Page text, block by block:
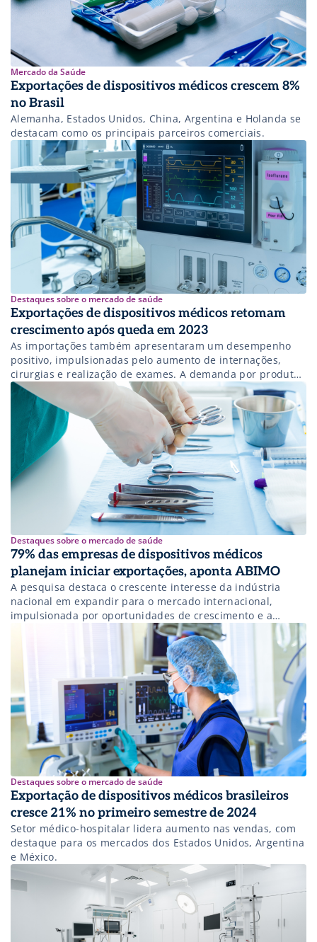
Mercado da Saúde
Exportações de dispositivos médicos crescem 8%
no Brasil
Alemanha, Estados Unidos, China, Argentina e Holanda se
destacam como os principais parceiros comerciais.
Destaques sobre o mercado de saúde
Exportações de dispositivos médicos retomam
crescimento após queda em 2023
As importações também apresentaram um desempenho
positivo, impulsionadas pelo aumento de internações,
cirurgias e realização de exames. A demanda por produtos
médico-hospitalares cresceu 7,9% no primeiro semestre
Destaques sobre o mercado de saúde
79% das empresas de dispositivos médicos
planejam iniciar exportações, aponta ABIMO
A pesquisa destaca o crescente interesse da indústria
nacional em expandir para o mercado internacional,
impulsionada por oportunidades de crescimento e a
Destaques sobre o mercado de saúde
Exportação de dispositivos médicos brasileiros
cresce 21% no primeiro semestre de 2024
Setor médico-hospitalar lidera aumento nas vendas, com
destaque para os mercados dos Estados Unidos, Argentina
e México.